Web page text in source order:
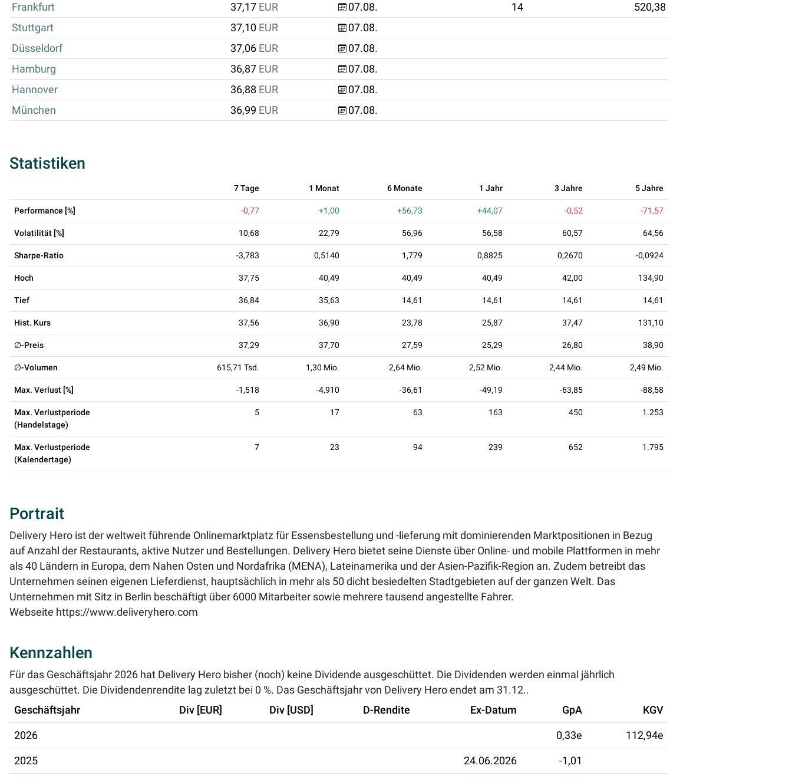
Frankfurt
37,17 EUR 07.08. 14
520,38
Stuttgart
37,10 EUR
07.08.
Düsseldorf
37,06 EUR
07.08.
Hamburg
36,87 EUR
07.08.
Hannover
36,88 EUR
07.08.
München
36,99 EUR 07.08.
Statistiken
7 Tage 1 Monat 6 Monate 1 Jahr 3 Jahre 5 Jahre
Performance [%] -0,77 +1,00 +56,73 +44,07 -0,52 -71,57
Volatilität [%] 10,68 22,79 56,96 56,58 60,57 64,56
Sharpe-Ratio -3,783 0,5140 1,779 0,8825 0,2670 -0,0924
Hoch 37,75 40,49 40,49 40,49 42,00 134,90
Tief 36,84 35,63 14,61 14,61 14,61 14,61
Hist. Kurs 37,56 36,90 23,78 25,87 37,47 131,10
∅-Preis 37,29 37,70 27,59 25,29 26,80 38,90
∅-Volumen 615,71 Tsd. 1,30 Mio. 2,64 Mio. 2,52 Mio. 2,44 Mio. 2,49 Mio.
Max. Verlust [%] -1,518 -4,910 -36,61 -49,19 -63,85 -88,58
Max. Verlustperiode
(Handelstage)
5 17 63 163 450 1.253
Max. Verlustperiode
(Kalendertage)
7 23 94 239 652 1.795
Portrait
Delivery Hero ist der weltweit führende Onlinemarktplatz für Essensbestellung und -lieferung mit dominierenden Marktpositionen in Bezug
auf Anzahl der Restaurants, aktive Nutzer und Bestellungen. Delivery Hero bietet seine Dienste über Online- und mobile Plattformen in mehr
als 40 Ländern in Europa, dem Nahen Osten und Nordafrika (MENA), Lateinamerika und der Asien-Pazifik-Region an. Zudem betreibt das
Unternehmen seinen eigenen Lieferdienst, hauptsächlich in mehr als 50 dicht besiedelten Stadtgebieten auf der ganzen Welt. Das
Unternehmen mit Sitz in Berlin beschäftigt über 6000 Mitarbeiter sowie mehrere tausend angestellte Fahrer.
Webseite https://www.deliveryhero.com
Kennzahlen
Für das Geschäftsjahr 2026 hat Delivery Hero bisher (noch) keine Dividende ausgeschüttet. Die Dividenden werden einmal jährlich
ausgeschüttet. Die Dividendenrendite lag zuletzt bei 0 %. Das Geschäftsjahr von Delivery Hero endet am 31.12..
Geschäftsjahr
Div [EUR] Div [USD] D-Rendite Ex-Datum GpA KGV
2026 0,33e 112,94e
2025 24.06.2026 -1,01